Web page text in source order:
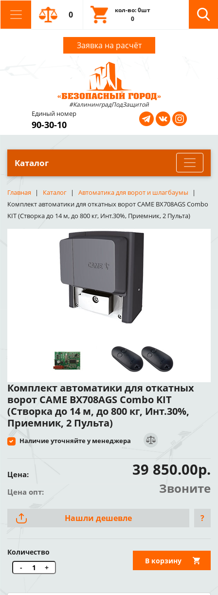
0
кол-во: 0шт
0
Заявка на расчёт
#КалининградПодЗащитой
Единый номер
90-30-10
Каталог
Главная Каталог
Автоматика для ворот и шлагбаумы
Комплект автоматики для откатных ворот CAME BX708AGS Combo
KIT (Створка до 14 м, до 800 кг, Инт.30%, Приемник, 2 Пульта)
Комплект автоматики для откатных
ворот CAME BX708AGS Combo KIT
(Створка до 14 м, до 800 кг, Инт.30%,
Приемник, 2 Пульта)
Наличие уточняйте у менеджера
Цена: 39 850.00р.
Цена опт: Звоните
Нашли дешевле ?
Количество
-
+
В корзину